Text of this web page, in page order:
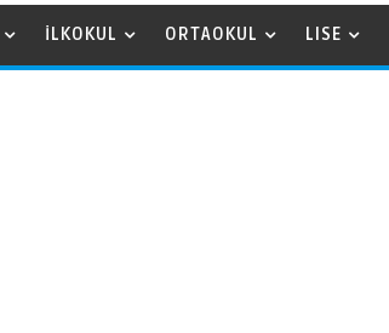
İLKOKUL ORTAOKUL LISE